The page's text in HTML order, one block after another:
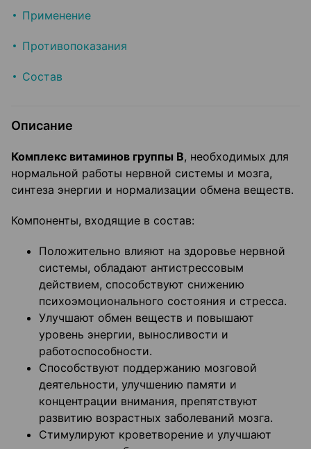
Применение
Противопоказания
Состав
Описание
Комплекс витаминов группы В, необходимых для
нормальной работы нервной системы и мозга,
синтеза энергии и нормализации обмена веществ.
Компоненты, входящие в состав:
Положительно влияют на здоровье нервной
системы, обладают антистрессовым
действием, способствуют снижению
психоэмоционального состояния и стресса.
Улучшают обмен веществ и повышают
уровень энергии, выносливости и
работоспособности.
Способствуют поддержанию мозговой
деятельности, улучшению памяти и
концентрации внимания, препятствуют
развитию возрастных заболеваний мозга.
Стимулируют кроветворение и улучшают